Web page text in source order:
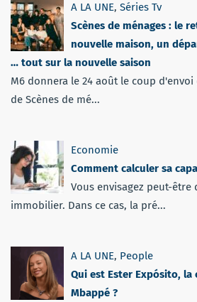
A LA UNE, Séries Tv
Scènes de ménages : le
nouvelle maison, un
… tout sur la nouvelle saison
M6 donnera le 24 août le coup
de Scènes de mé...
Economie
Comment calculer sa
Vous envisagez peut-être
immobilier. Dans ce cas, la pré...
A LA UNE, People
Qui est Ester Expósito, la
Mbappé ?